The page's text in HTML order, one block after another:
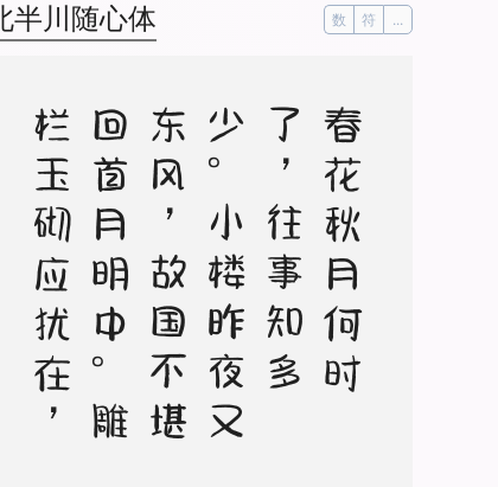
半川随心体 数 符 ...
春
花
秋
月
何
时
了
，
往
事
知
多
少
。
小
楼
昨
夜
又
东
风
，
故
国
不
堪
回
首
月
明
中
。
雕
栏
玉
砌
应
犹
在
，
只
是
朱
颜
改
。
问
君
能
有
几
多
愁
，
恰
似
一
江
春
水
向
东
流